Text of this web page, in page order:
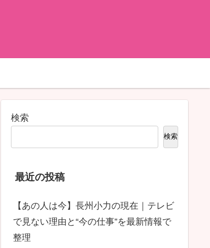
検索
検索
最近の投稿
【あの人は今】長州小力の現在｜テレビ
で見ない理由と“今の仕事”を最新情報で
整理